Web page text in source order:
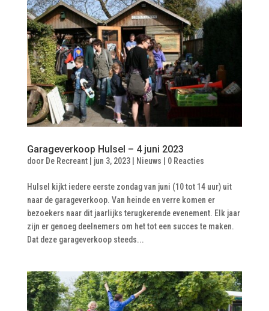
Garageverkoop Hulsel – 4 juni 2023
door De Recreant| jun 3, 2023| Nieuws 0 Reacties
Hulsel kijkt iedere eerste zondag van juni (10 tot 14 uur) uit
naar de garageverkoop. Van heinde en verre komen er
bezoekers naar dit jaarlijks terugkerende evenement. Elk jaar
zijn er genoeg deelnemers om het tot een succes te maken.
Dat deze garageverkoop steeds...